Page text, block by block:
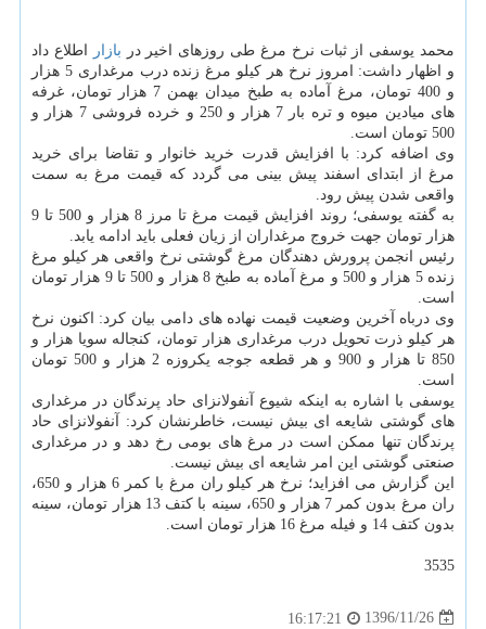
محمد یوسفی از ثبات نرخ مرغ طی روزهای اخیر در بازار
اطلاع داد
و اظهار داشت: امروز نرخ هر كیلو مرغ زنده درب مرغداری 5 هزار
و 400 تومان، مرغ آماده به طبخ میدان بهمن 7 هزار تومان، غرفه
های میادین میوه و تره بار 7 هزار و 250 و خرده فروشی 7 هزار و
500 تومان است.
وی اضافه كرد: با افزایش قدرت خرید خانوار و تقاضا برای خرید
مرغ از ابتدای اسفند پیش بینی می گردد كه قیمت مرغ به سمت
واقعی شدن پیش رود.
به گفته یوسفی؛ روند افزایش قیمت مرغ تا مرز 8 هزار و 500 تا 9
هزار تومان جهت خروج مرغداران از زیان فعلی باید ادامه یابد.
رئیس انجمن پرورش دهندگان مرغ گوشتی نرخ واقعی هر كیلو مرغ
زنده 5 هزار و 500 و مرغ آماده به طبخ 8 هزار و 500 تا 9 هزار تومان
است.
وی درباه آخرین وضعیت قیمت نهاده های دامی بیان كرد: اكنون نرخ
هر كیلو ذرت تحویل درب مرغداری هزار تومان، كنجاله سویا هزار و
850 تا هزار و 900 و هر قطعه جوجه یكروزه 2 هزار و 500 تومان
است.
یوسفی با اشاره به اینكه شیوع آنفولانزای حاد پرندگان در مرغداری
های گوشتی شایعه ای بیش نیست، خاطرنشان كرد: آنفولانزای حاد
پرندگان تنها ممكن است در مرغ های بومی رخ دهد و در مرغداری
صنعتی گوشتی این امر شایعه ای بیش نیست.
این گزارش می افزاید؛ نرخ هر كیلو ران مرغ با كمر 6 هزار و 650،
ران مرغ بدون كمر 7 هزار و 650، سینه با كتف 13 هزار تومان، سینه
بدون كتف 14 و فیله مرغ 16 هزار تومان است.
3535
1396/11/26
16:17:21